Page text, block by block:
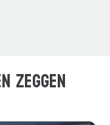
ZEGGEN